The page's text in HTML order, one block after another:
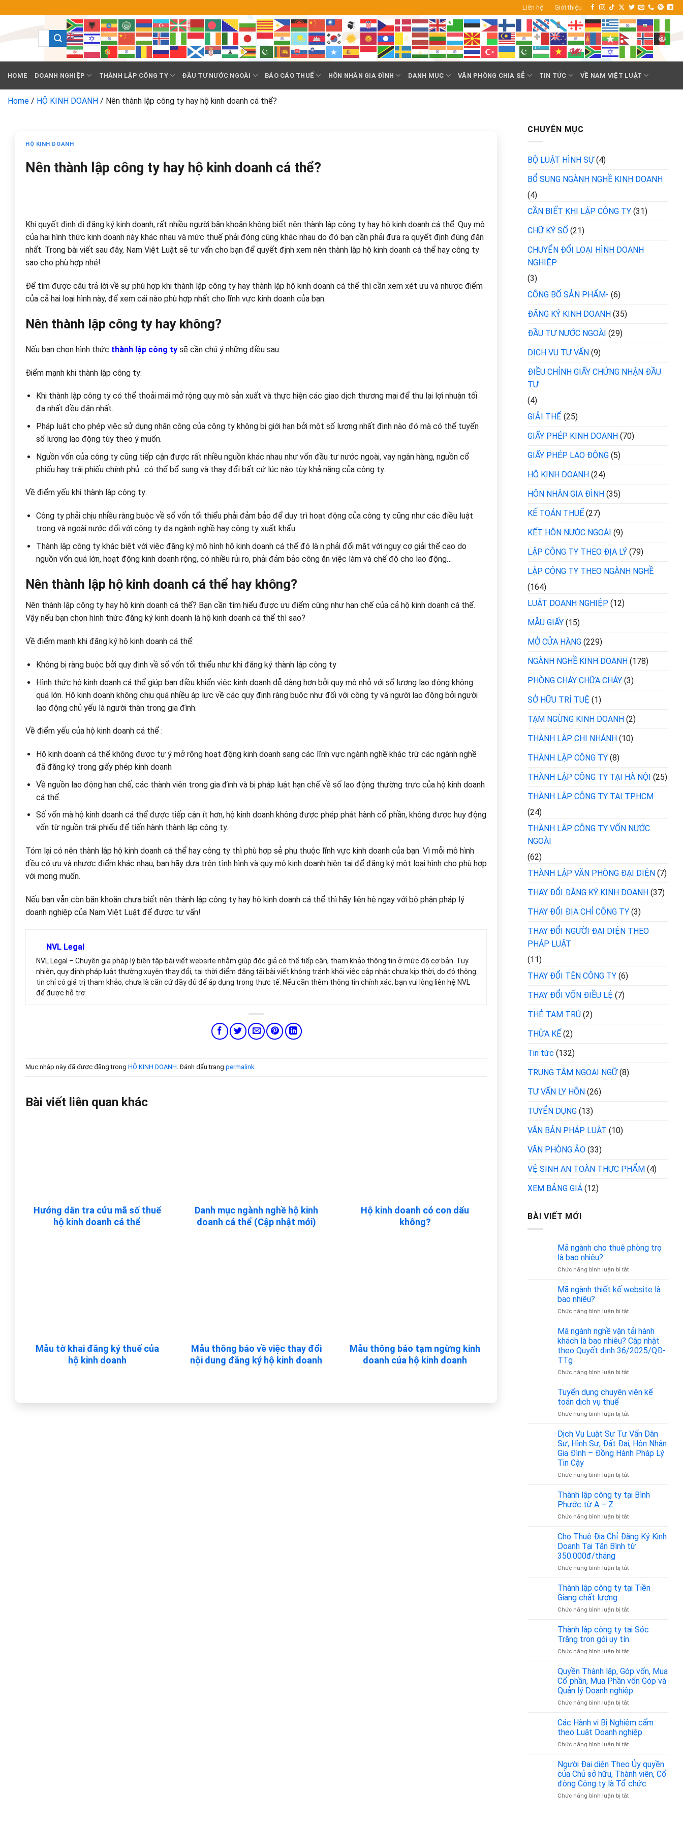
đến
Liên hệ Giới thiệu
HOME DOANH NGHIỆP THÀNH LẬP CÔNG TY ĐẦU TƯ NƯỚC NGOÀI BÁO CÁO THUẾ HÔN NHÂN GIA ĐÌNH DANH MỤC VĂN PHÒNG CHIA SẺ TIN TỨC VỀ NAM VIỆT LUẬT
Home / HỘ KINH DOANH / Nên thành lập công ty hay hộ kinh doanh cá thể?
HỘ KINH DOANH
Nên thành lập công ty hay hộ kinh doanh cá thể?
Khi quyết định đi đăng ký kinh doanh, rất nhiều người băn khoăn không biết nên thành lập công ty hay hộ kinh doanh cá thể. Quy mô
của hai hình thức kinh doanh này khác nhau và mức thuế phải đóng cũng khác nhau do đó bạn cần phải đưa ra quyết định đúng đắn
nhất. Trong bài viết sau đây, Nam Việt Luật sẽ tư vấn cho bạn để quyết định xem nên thành lập hộ kinh doanh cá thể hay công ty
sao cho phù hợp nhé!
Để tìm được câu trả lời về sự phù hợp khi thành lập công ty hay thành lập hộ kinh doanh cá thể thì cần xem xét ưu và nhược điểm
của cả hai loại hình này, để xem cái nào phù hợp nhất cho lĩnh vực kinh doanh của bạn.
Nên thành lập công ty hay không?
Nếu bạn chọn hình thức thành lập công ty sẽ cần chú ý những điều sau:
Điểm mạnh khi thành lập công ty:
Khi thành lập công ty có thể thoải mái mở rộng quy mô sản xuất và thực hiện các giao dịch thương mại để thu lại lợi nhuận tối
đa nhất đều đặn nhất.
Pháp luật cho phép việc sử dụng nhân công của công ty không bị giới hạn bởi một số lượng nhất định nào đó mà có thể tuyển
số lượng lao động tùy theo ý muốn.
Nguồn vốn của công ty cũng tiếp cận được rất nhiều nguồn khác nhau như vốn đầu tư nước ngoài, vay ngân hàng, nguồn cổ
phiếu hay trái phiếu chính phủ…có thể bổ sung và thay đổi bất cứ lúc nào tùy khả năng của công ty.
Về điểm yếu khi thành lập công ty:
Công ty phải chịu nhiều ràng buộc về số vốn tối thiểu phải đảm bảo để duy trì hoạt động của công ty cũng như các điều luật
trong và ngoài nước đối với công ty đa ngành nghề hay công ty xuất khẩu
Thành lập công ty khác biệt với việc đăng ký mô hình hộ kinh doanh cá thể đó là n phải đối mặt với nguy cơ giải thể cao do
nguồn vốn quá lớn, hoạt động kinh doanh rộng, có nhiều rủi ro, phải đảm bảo công ăn việc làm và chế độ cho lao động…
Nên thành lập hộ kinh doanh cá thể hay không?
Nên thành lập công ty hay hộ kinh doanh cá thể? Bạn cần tìm hiểu được ưu điểm cũng như hạn chế của cả hộ kinh doanh cá thể.
Vậy nếu bạn chọn hình thức đăng ký kinh doanh là hộ kinh doanh cá thể thì sao?
Về điểm mạnh khi đăng ký hộ kinh doanh cá thể:
Không bị ràng buộc bởi quy định về số vốn tối thiểu như khi đăng ký thành lập công ty
Hình thức hộ kinh doanh cá thể giúp bạn điều khiển việc kinh doanh dễ dàng hơn bởi quy mô nhỏ với số lượng lao động không
quá lớn. Hộ kinh doanh không chịu quá nhiều áp lực về các quy định ràng buộc như đối với công ty và người lao động bởi người
lao động chủ yếu là người thân trong gia đình.
Về điểm yếu của hộ kinh doanh cá thể :
Hộ kinh doanh cá thể không được tự ý mở rộng hoạt động kinh doanh sang các lĩnh vực ngành nghề khác trừ các ngành nghề
đã đăng ký trong giấy phép kinh doanh
Về nguồn lao động hạn chế, các thành viên trong gia đình và bị pháp luật hạn chế về số lao động thường trực của hộ kinh doanh
cá thể.
Số vốn mà hộ kinh doanh cá thể được tiếp cận ít hơn, hộ kinh doanh không được phép phát hành cổ phần, không được huy động
vốn từ nguồn trái phiếu để tiến hành thành lập công ty.
Tóm lại có nên thành lập hộ kinh doanh cá thể hay công ty thì phù hợp sẻ phụ thuộc lĩnh vực kinh doanh của bạn. Vì mỗi mô hình
đều có ưu và nhược điểm khác nhau, bạn hãy dựa trên tình hình và quy mô kinh doanh hiện tại để đăng ký một loại hình cho phù hợp
với mong muốn.
Nếu bạn vẫn còn băn khoăn chưa biết nên thành lập công ty hay hộ kinh doanh cá thể thì hãy liên hệ ngay với bộ phận pháp lý
doanh nghiệp của Nam Việt Luật để được tư vấn!
NVL Legal
NVL Legal – Chuyên gia pháp lý biên tập bài viết website nhằm giúp độc giả có thể tiếp cận, tham khảo thông tin ở mức độ cơ bản. Tuy
nhiên, quy định pháp luật thường xuyên thay đổi, tại thời điểm đăng tải bài viết không tránh khỏi việc cập nhật chưa kịp thời, do đó thông
tin chỉ có giá trị tham khảo, chưa là căn cứ đầy đủ để áp dụng trong thực tế. Nếu cần thêm thông tin chính xác, bạn vui lòng liên hệ NVL
để được hỗ trợ.
Mục nhập này đã được đăng trong HỘ KINH DOANH. Đánh dấu trang permalink.
Bài viết liên quan khác
Hướng dẫn tra cứu mã số thuế
hộ kinh doanh cá thể
Danh mục ngành nghề hộ kinh
doanh cá thể (Cập nhật mới)
Hộ kinh doanh có con dấu
không?
Mẫu tờ khai đăng ký thuế của
hộ kinh doanh
Mẫu thông báo về việc thay đổi
nội dung đăng ký hộ kinh doanh
Mẫu thông báo tạm ngừng kinh
doanh của hộ kinh doanh
CHUYÊN MỤC
BỘ LUẬT HÌNH SỰ(4)
BỔ SUNG NGÀNH NGHỀ KINH DOANH
(4)
CẦN BIẾT KHI LẬP CÔNG TY (31)
CHỮ KÝ SỐ (21)
CHUYỂN ĐỔI LOẠI HÌNH DOANH
NGHIỆP
(3)
CÔNG BỐ SẢN PHẨM- (6)
ĐĂNG KÝ KINH DOANH (35)
ĐẦU TƯ NƯỚC NGOÀI (29)
DỊCH VỤ TƯ VẤN (9)
ĐIỀU CHỈNH GIẤY CHỨNG NHẬN ĐẦU
TƯ
(4)
GIẢI THỂ (25)
GIẤY PHÉP KINH DOANH (70)
GIẤY PHÉP LAO ĐỘNG (5)
HỘ KINH DOANH (24)
HÔN NHÂN GIA ĐÌNH (35)
KẾ TOÁN THUẾ (27)
KẾT HÔN NƯỚC NGOÀI (9)
LẬP CÔNG TY THEO ĐỊA LÝ (79)
LẬP CÔNG TY THEO NGÀNH NGHỀ
(164)
LUẬT DOANH NGHIỆP (12)
MẪU GIẤY (15)
MỞ CỬA HÀNG (229)
NGÀNH NGHỀ KINH DOANH (178)
PHÒNG CHÁY CHỮA CHÁY (3)
SỞ HỮU TRÍ TUỆ (1)
TẠM NGỪNG KINH DOANH (2)
THÀNH LẬP CHI NHÁNH (10)
THÀNH LẬP CÔNG TY (8)
THÀNH LẬP CÔNG TY TẠI HÀ NỘI (25)
THÀNH LẬP CÔNG TY TẠI TPHCM
(24)
THÀNH LẬP CÔNG TY VỐN NƯỚC
NGOÀI
(62)
THÀNH LẬP VĂN PHÒNG ĐẠI DIỆN (7)
THAY ĐỔI ĐĂNG KÝ KINH DOANH (37)
THAY ĐỔI ĐỊA CHỈ CÔNG TY (3)
THAY ĐỔI NGƯỜI ĐẠI DIỆN THEO
PHÁP LUẬT
(11)
THAY ĐỔI TÊN CÔNG TY (6)
THAY ĐỔI VỐN ĐIỀU LỆ (7)
THẺ TẠM TRÚ (2)
THỪA KẾ (2)
Tin tức (132)
TRUNG TÂM NGOẠI NGỮ(8)
TƯ VẤN LY HÔN (26)
TUYỂN DỤNG (13)
VĂN BẢN PHÁP LUẬT (10)
VĂN PHÒNG ẢO (33)
VỆ SINH AN TOÀN THỰC PHẨM (4)
XEM BẢNG GIÁ (12)
BÀI VIẾT MỚI
Mã ngành cho thuê phòng trọ
là bao nhiêu?
Chức năng bình luận bị tắtở
ngành
phòng
là
bao
nhiêu?
Mã ngành thiết kế website là
bao nhiêu?
Chức năng bình luận bị tắtở
ngành
thiết
kế
website
bao
Mã ngành nghề vận tải hành
khách là bao nhiêu? Cập nhật
theo Quyết định 36/2025/QĐ-
TTg
Chức năng bình luận bị tắtở
ngành
tải
khách
là
bao
nhiêu?
nhật
Quyết
định
TTg
Tuyển dụng chuyên viên kế
toán dịch vụ thuế
Chức năng bình luận bị tắtở
dụng
chuyên
viên
kế
dịch
thuế
Dịch Vụ Luật Sư Tư Vấn Dân
Sự, Hình Sự, Đất Đai, Hôn Nhân
Gia Đình – Đồng Hành Pháp Lý
Tin Cậy
Chức năng bình luận bị tắtở
Vụ
Luật
Tư
Dân
Sự,
Đất
Hôn
Đình
Đồng
Hành
Cậy
Thành lập công ty tại Bình
Phước từ A – Z
Chức năng bình luận bị tắtở
lập
công
ty
Bình
từ
A
Z
Cho Thuê Địa Chỉ Đăng Ký Kinh
Doanh Tại Tân Bình từ
350.000đ/tháng
Chức năng bình luận bị tắtở
Thuê
Địa
Đăng
Kinh
Doanh
Tân
từ
350.000đ/tháng
Thành lập công ty tại Tiền
Giang chất lượng
Chức năng bình luận bị tắtở
lập
công
ty
tại
Giang
chất
Thành lập công ty tại Sóc
Trăng trọn gói uy tín
Chức năng bình luận bị tắtở
lập
công
ty
tại
Sóc
trọn
gói
uy
tín
Quyền Thành lập, Góp vốn, Mua
Cổ phần, Mua Phần vốn Góp và
Quản lý Doanh nghiệp
Chức năng bình luận bị tắtở
Thành
lập,
Góp
vốn,
Cổ
phần,
Mua
Phần
vốn
Các Hành vi Bị Nghiêm cấm
theo Luật Doanh nghiệp
Chức năng bình luận bị tắtở
Hành
Bị
Nghiêm
cấm
Người Đại diện Theo Ủy quyền
của Chủ sở hữu, Thành viên, Cổ
đông Công ty là Tổ chức
Chức năng bình luận bị tắtở